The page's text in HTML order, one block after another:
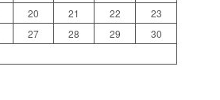
20 21 22
23
27 28 29
30